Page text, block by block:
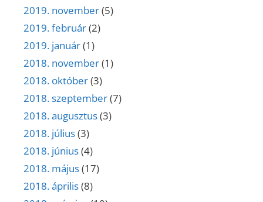
2019. november(5)
2019. február(2)
2019. január(1)
2018. november(1)
2018. október(3)
2018. szeptember(7)
2018. augusztus(3)
2018. július(3)
2018. június(4)
2018. május(17)
2018. április(8)